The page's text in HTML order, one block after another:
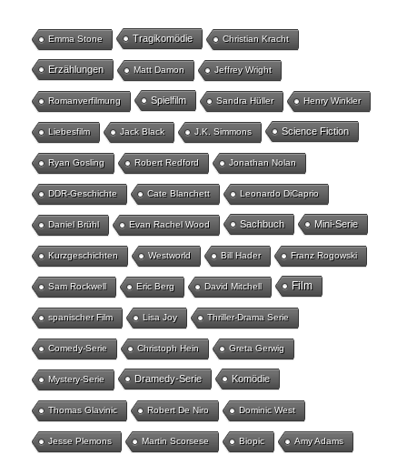
Emma Stone Tragikomödie Christian Kracht
Erzählungen Matt Damon Jeffrey Wright
Romanverfilmung Spielfilm Sandra Hüller Henry Winkler
Liebesfilm Jack Black J.K. Simmons Science Fiction
Ryan Gosling Robert Redford Jonathan Nolan
DDR-Geschichte Cate Blanchett Leonardo DiCaprio
Daniel Brühl Evan Rachel Wood Sachbuch Mini-Serie
Kurzgeschichten Westworld Bill Hader Franz Rogowski
Sam Rockwell Eric Berg David Mitchell Film
spanischer Film Lisa Joy Thriller-Drama Serie
Comedy-Serie Christoph Hein Greta Gerwig
Mystery-Serie Dramedy-Serie Komödie
Thomas Glavinic Robert De Niro Dominic West
Jesse Plemons Martin Scorsese Biopic Amy Adams